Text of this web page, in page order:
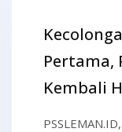
Pertama,
Kembali